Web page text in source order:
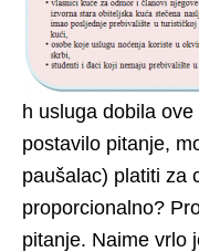
h usluga dobila
postavilo pitanje,
paušalac) platiti za
proporcionalno?
pitanje. Naime vrlo